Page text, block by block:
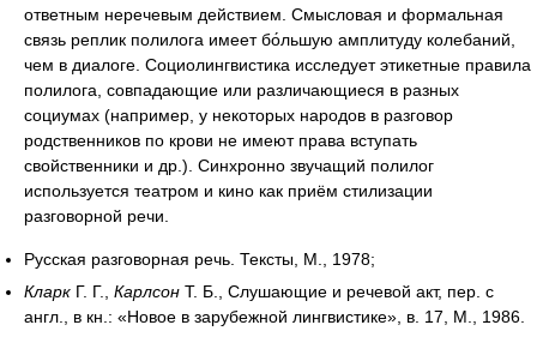
ответным неречевым действием. Смысловая и формальная
связь реплик полилога имеет бо́льшую амплитуду колебаний,
чем в диалоге. Социолингвистика исследует этикетные правила
полилога, совпадающие или различающиеся в разных
социумах (например, у некоторых народов в разговор
родственников по крови не имеют права вступать
свойственники и др.). Синхронно звучащий полилог
используется театром и кино как приём стилизации
разговорной речи.
Русская разговорная речь. Тексты, М., 1978;
Кларк Г. Г., Карлсон Т. Б., Слушающие и речевой акт, пер. с
англ., в кн.: «Новое в зарубежной лингвистике», в. 17, М., 1986.